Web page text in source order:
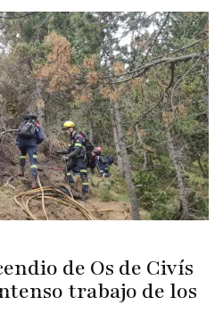
de Os de Civís
trabajo de los